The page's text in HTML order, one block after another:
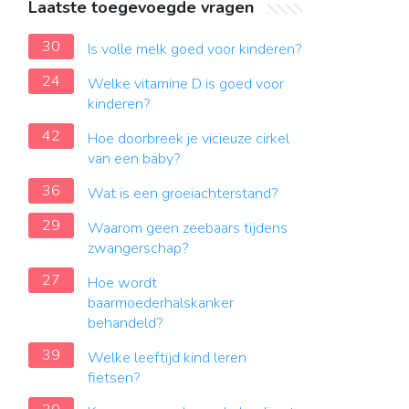
Laatste toegevoegde vragen
30
Is volle melk goed voor kinderen?
24
Welke vitamine D is goed voor
kinderen?
42
Hoe doorbreek je vicieuze cirkel
van een baby?
36
Wat is een groeiachterstand?
29
Waarom geen zeebaars tijdens
zwangerschap?
27
Hoe wordt
baarmoederhalskanker
behandeld?
39
Welke leeftijd kind leren
fietsen?